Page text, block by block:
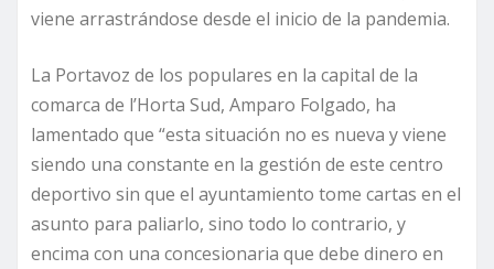
viene arrastrándose desde el inicio de la pandemia.
La Portavoz de los populares en la capital de la
comarca de l’Horta Sud, Amparo Folgado, ha
lamentado que “esta situación no es nueva y viene
siendo una constante en la gestión de este centro
deportivo sin que el ayuntamiento tome cartas en el
asunto para paliarlo, sino todo lo contrario, y
encima con una concesionaria que debe dinero en